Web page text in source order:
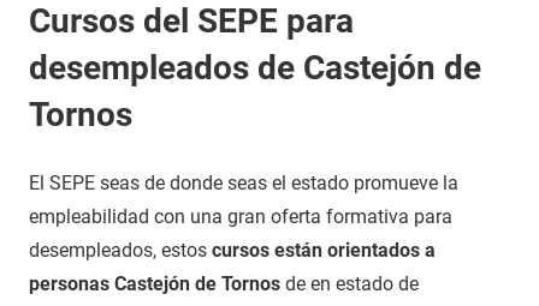
Cursos del SEPE para
desempleados de Castejón de
Tornos
El SEPE seas de donde seas el estado promueve la
empleabilidad con una gran oferta formativa para
desempleados, estos cursos están orientados a
personas Castejón de Tornos de en estado de